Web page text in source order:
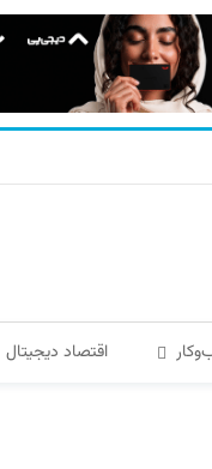
اقتصاد دیجیتال